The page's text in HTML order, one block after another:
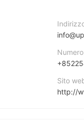
Sito
http://